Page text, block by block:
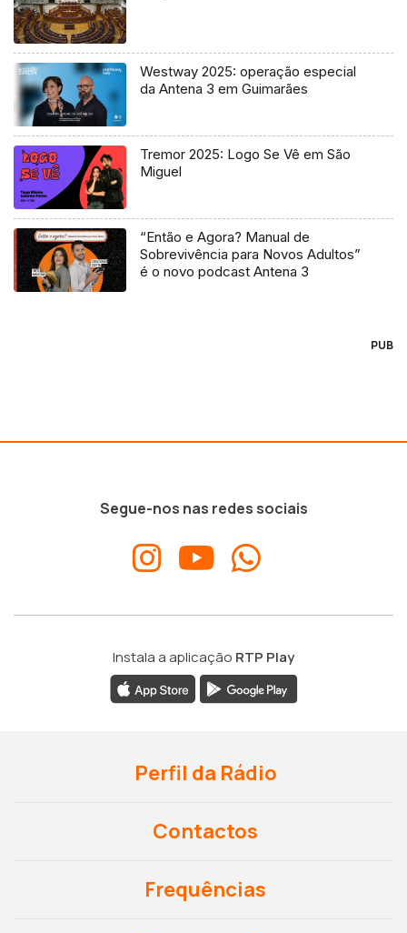
Westway 2025: operação especial
da Antena 3 em Guimarães
Tremor 2025: Logo Se Vê em São
Miguel
“Então e Agora? Manual de
Sobrevivência para Novos Adultos”
é o novo podcast Antena 3
PUB
Segue-nos nas redes sociais
Instala a aplicação RTP Play
Perfil da Rádio
Contactos
Frequências